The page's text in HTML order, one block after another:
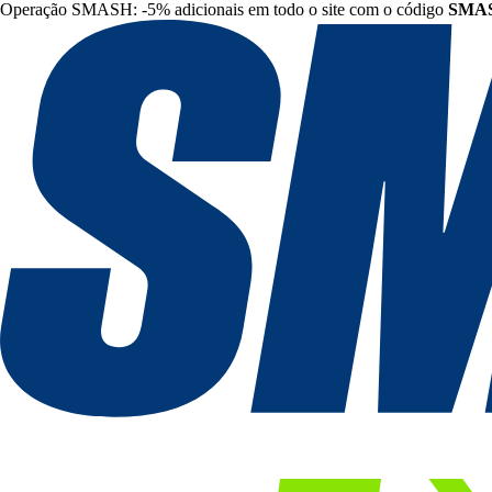
Operação SMASH: -5% adicionais em todo o site com o código